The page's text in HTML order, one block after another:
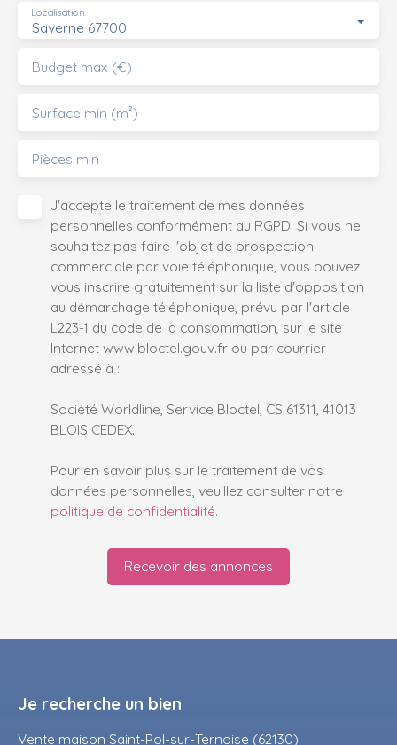
Saverne 67700
Localisation
Budget max (€)
Surface min (m²)
Pièces min
J'accepte le traitement de mes données
personnelles conformément au RGPD. Si vous ne
souhaitez pas faire l'objet de prospection
commerciale par voie téléphonique, vous pouvez
vous inscrire gratuitement sur la liste d'opposition
au démarchage téléphonique, prévu par l'article
L223-1 du code de la consommation, sur le site
Internet www.bloctel.gouv.fr ou par courrier
adressé à :
Société Worldline, Service Bloctel, CS 61311, 41013
BLOIS CEDEX.
Pour en savoir plus sur le traitement de vos
données personnelles, veuillez consulter notre
politique de confidentialité.
Recevoir des annonces
Je recherche un bien
Vente maison Saint-Pol-sur-Ternoise (62130)